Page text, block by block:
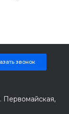
звонок
Первомайская,